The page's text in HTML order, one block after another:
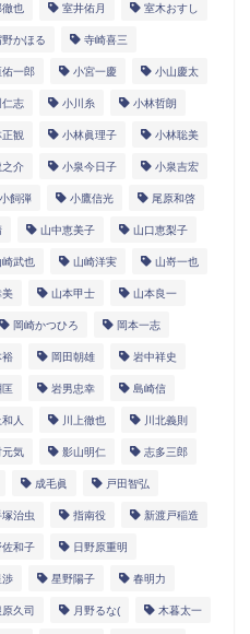
也 室井佑月 室木おすし
野かほる 寺崎喜三
佑一郎 小宮一慶 小山慶太
仁志 小川糸 小林哲朗
観 小林眞理子 小林聡美
之介 小泉今日子 小泉吉宏
小飼弾 小鷹信光 尾原和啓
山中恵美子 山口恵梨子
崎武也 山崎洋実 山嵜一也
美 山本甲士 山本良一
岡崎かつひろ 岡本一志
裕 岡田朝雄 岩中祥史
匡 岩男忠幸 島崎信
和人 川上徹也 川北義則
元気 影山明仁 志多三郎
成毛眞 戸田智弘
塚治虫 指南役 新渡戸稲造
佐和子 日野原重明
渉 星野陽子 春明力
久司 月野るな( 木暮太一